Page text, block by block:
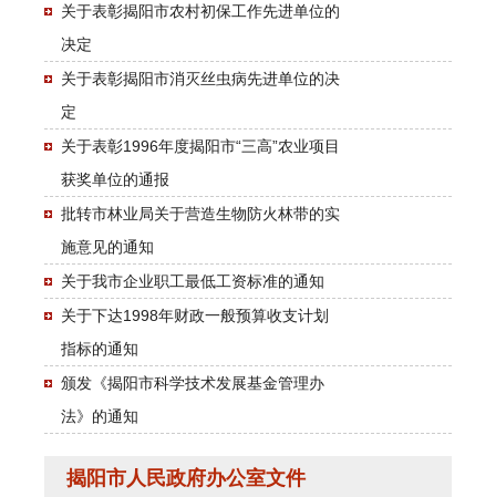
关于表彰揭阳市农村初保工作先进单位的
决定
关于表彰揭阳市消灭丝虫病先进单位的决
定
关于表彰1996年度揭阳市“三高”农业项目
获奖单位的通报
批转市林业局关于营造生物防火林带的实
施意见的通知
关于我市企业职工最低工资标准的通知
关于下达1998年财政一般预算收支计划
指标的通知
颁发《揭阳市科学技术发展基金管理办
法》的通知
揭阳市人民政府办公室文件